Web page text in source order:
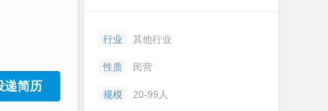
递简历
行业 其他行业
性质 民营
规模 20-99人